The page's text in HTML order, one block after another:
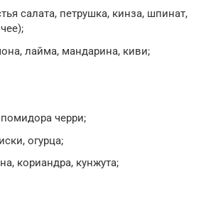
салата, петрушка, кинза, шпинат,
лайма, мандарина, киви;
черри;
огурца;
кориандра, кунжута;